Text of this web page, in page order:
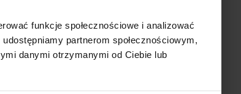
funkcje społecznościowe i analizować
partnerom społecznościowym,
danymi otrzymanymi od Ciebie lub